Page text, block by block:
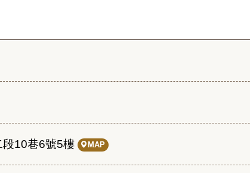
10巷6號5樓 MAP